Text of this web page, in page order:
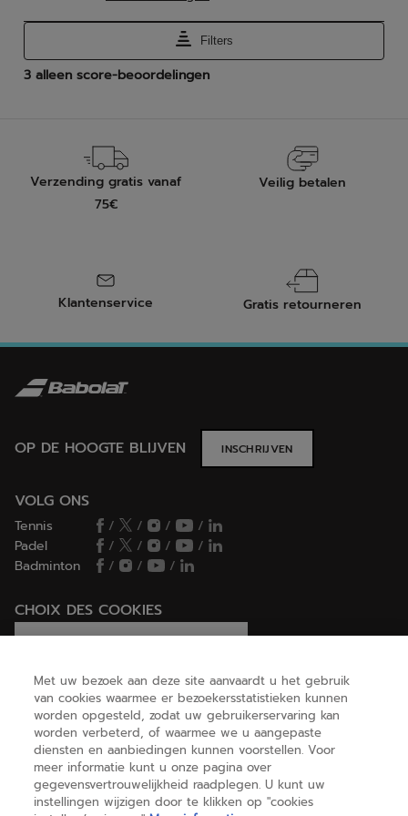
Verzending gratis vanaf
75€
Veilig betalen
Klantenservice Gratis retourneren
OP DE HOOGTE BLIJVEN INSCHRIJVEN
VOLG ONS
Tennis / / /
/
Padel
/ / /
/
Badminton
/ / /
CHOIX DES COOKIES
HELP
OVER ONS
Met uw bezoek aan deze site aanvaardt u het gebruik
van cookies waarmee er bezoekersstatistieken kunnen
worden opgesteld, zodat uw gebruikerservaring kan
worden verbeterd, of waarmee we u aangepaste
diensten en aanbiedingen kunnen voorstellen. Voor
meer informatie kunt u onze pagina over
gegevensvertrouwelijkheid raadplegen. U kunt uw
instellingen wijzigen door te klikken op "cookies